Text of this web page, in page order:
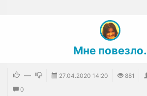
Мне повезло.
— 27.04.2020 14:20 881
0